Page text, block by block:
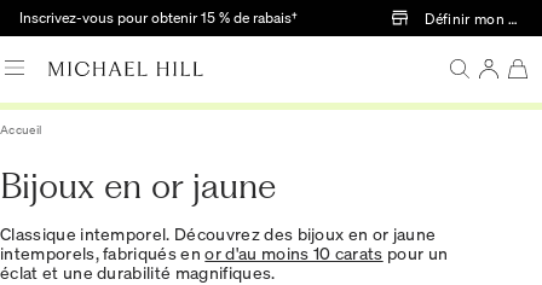
Passer au contenu principal
Inscrivez-vous pour obtenir 15 % de rabais† Définir mon
Accueil
Bijoux en or jaune
Classique intemporel. Découvrez des bijoux en or jaune
intemporels, fabriqués enor d'au moins 10 carats pour un
éclat et une durabilité magnifiques.